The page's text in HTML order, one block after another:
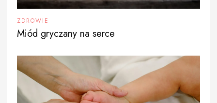
ZDROWIE
Miód gryczany na serce